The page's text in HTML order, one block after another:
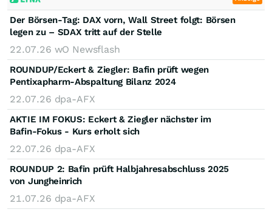
Der Börsen-Tag: DAX vorn, Wall Street folgt: Börsen
legen zu – SDAX tritt auf der Stelle
22.07.26 wO Newsflash
ROUNDUP/Eckert & Ziegler: Bafin prüft wegen
Pentixapharm-Abspaltung Bilanz 2024
22.07.26 dpa-AFX
AKTIE IM FOKUS: Eckert & Ziegler nächster im
Bafin-Fokus - Kurs erholt sich
22.07.26 dpa-AFX
ROUNDUP 2: Bafin prüft Halbjahresabschluss 2025
von Jungheinrich
21.07.26 dpa-AFX